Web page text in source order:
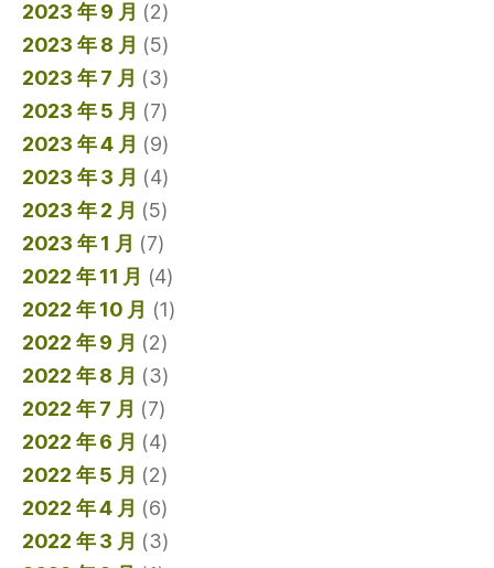
2023 年 9 月 (2)
2023 年 8 月 (5)
2023 年 7 月 (3)
2023 年 5 月 (7)
2023 年 4 月 (9)
2023 年 3 月 (4)
2023 年 2 月 (5)
2023 年 1 月 (7)
2022 年 11 月 (4)
2022 年 10 月 (1)
2022 年 9 月 (2)
2022 年 8 月 (3)
2022 年 7 月 (7)
2022 年 6 月 (4)
2022 年 5 月 (2)
2022 年 4 月 (6)
2022 年 3 月 (3)